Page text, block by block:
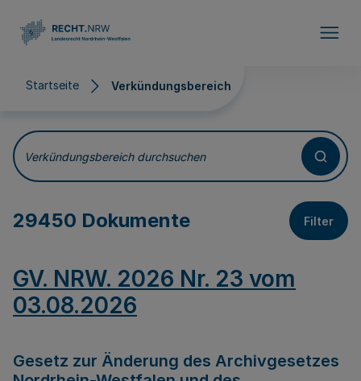
Startseite Verkündungsbereich
Verkündungsbereich
Verkündungsbereich durchsuchen
29450 Dokumente Filter
GV. NRW. 2026 Nr. 23 vom
03.08.2026
Gesetz zur Änderung des Archivgesetzes